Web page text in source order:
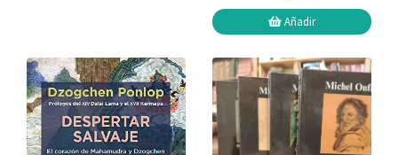
Añadir